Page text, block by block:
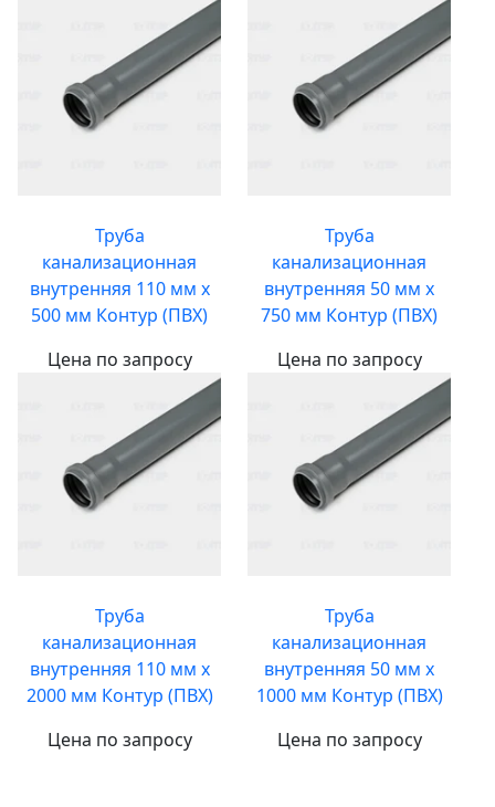
Труба
канализационная
внутренняя 110 мм х
500 мм Контур (ПВХ)
Цена по запросу
Труба
канализационная
внутренняя 50 мм х
750 мм Контур (ПВХ)
Цена по запросу
Труба
канализационная
внутренняя 110 мм х
2000 мм Контур (ПВХ)
Цена по запросу
Труба
канализационная
внутренняя 50 мм х
1000 мм Контур (ПВХ)
Цена по запросу